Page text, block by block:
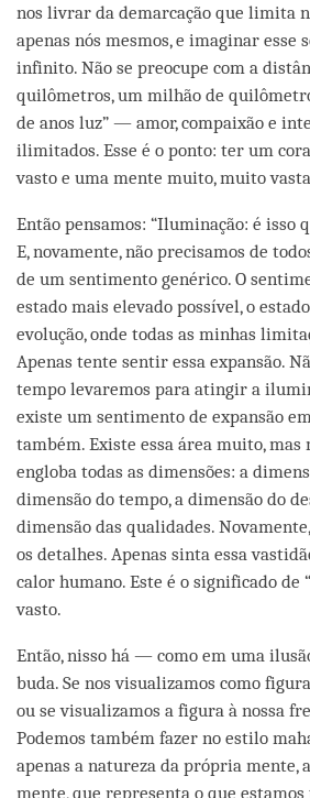
nos livrar da demarcação que limita
apenas nós mesmos, e imaginar esse
infinito. Não se preocupe com a
quilômetros, um milhão de
de anos luz” — amor, compaixão e
ilimitados. Esse é o ponto: ter um
vasto e uma mente muito, muito
Então pensamos: “Iluminação: é isso
E, novamente, não precisamos de
de um sentimento genérico. O
estado mais elevado possível, o
evolução, onde todas as minhas
Apenas tente sentir essa expansão.
tempo levaremos para atingir a
existe um sentimento de expansão
também. Existe essa área muito, mas
engloba todas as dimensões: a
dimensão do tempo, a dimensão do
dimensão das qualidades.
os detalhes. Apenas sinta essa
calor humano. Este é o significado de
vasto.
Então, nisso há — como em uma
buda. Se nos visualizamos como
ou se visualizamos a figura à nossa
Podemos também fazer no estilo
apenas a natureza da própria mente,
mente, que representa o que